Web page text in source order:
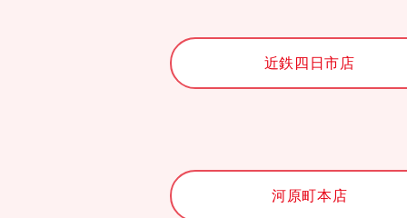
近鉄四日市店
河原町本店